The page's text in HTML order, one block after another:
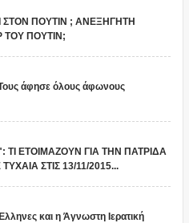
ΣΤΟΝ ΠΟΥΤΙΝ ; ΑΝΕΞΗΓΗΤΗ
ΠΟΥΤΙΝ;
Τους άφησε όλους άφωνους
ΤΙ ΕΤΟΙΜΑΖΟΥΝ ΓΙΑ ΤΗΝ ΠΑΤΡΙΔΑ
ΣΤΙΣ 13/11/2015...
και η Άγνωστη Ιερατική